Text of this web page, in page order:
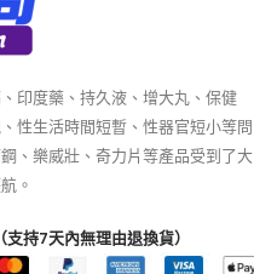
印度藥、持久液、增大丸、保健
性生活時間短暫、性器官短小等問
、樂威壯、奇力片等產品受到了大
。
持7天內無理由退換貨）